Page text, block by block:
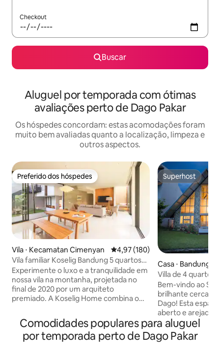
Checkout
Buscar
Aluguel por temporada com ótimas
avaliações perto de Dago Pakar
Os hóspedes concordam: estas acomodações foram
muito bem avaliadas quanto a localização, limpeza e
outros aspectos.
Preferido dos hóspedes
Preferido dos hóspedes
Vila ⋅ Kecamatan Cimenyan 4,97 de uma avaliação média de
4,97 (180)
Vila familiar Koselig Bandung 5 quartos
com terraço e churrasqueira
Experimente o luxo e a tranquilidade em
nossa vila na montanha, projetada no
final de 2020 por um arquiteto
premiado. A Koselig Home combina o
escandinavo para um retiro sereno e
elegante. Principais características: • 5
quartos espaçosos • 3 andares • Pátio,
varanda, terraço com churrasqueira •
Superhost
Superhost
Casa ⋅ Bandung
Villa de 4 quartos
churrasqueira
Bem-vindo ao
brilhante cercada
Dago! Esta espaçosa vila combina design
aberto e arejado
natureza.
Villa 2 convida
respirar o ar
Comodidades populares para aluguel
por temporada perto de Dago Pakar